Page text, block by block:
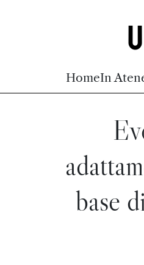
HomeIn
base